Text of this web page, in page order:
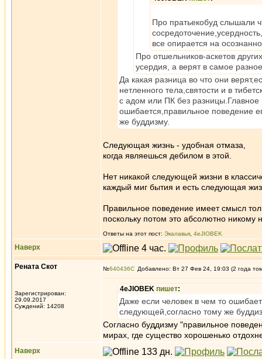
Про пратьекобуд слышали
все опирается на
Про отшельников-аскетов
усердия, а верят в самое
Да какая разница во что они
нетленного тела,святости и в
с адом или ПК без разницы.Главное
ошибается,правильное поведение
же буддизму.
Следующая жизнь - удобная отмаза,
когда являешься дебилом в этой.
Нет никакой следующей жизни в
каждый миг бытия и есть следующая
Правильное поведение имеет смысл
поскольку потом это абсолютно никому
Ответы на этот пост: Экалавья 4eJIOBEK
Наверх
Рената Скот
Зарегистрирован:
29.09.2017
Суждений: 14208
№640436 Добавлено: Вт 27 Фев 24, 19:03 (2 года
4eJIOBEK пишет:
Даже если человек в чем то
следующей,согласно тому же
Согласно буддизму "правильное
мирах, где существо хорошенько
Наверх